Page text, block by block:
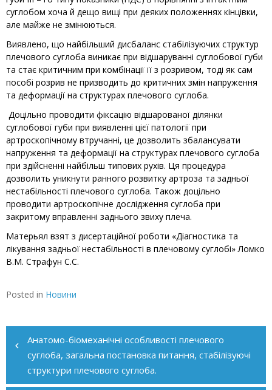
суглобом хоча й дещо вищі при деяких положеннях кінцівки,
але майже не змінюються.
Виявлено, що найбільший дисбаланс стабілізуючих структур
плечового суглоба виникає при відшаруванні суглобової губи
та стає критичним при комбінації її з розривом, тоді як сам
пособі розрив не призводить до критичних змін напруження
та деформації на структурах плечового суглоба.
Доцільно проводити фіксацію відшарованої ділянки
суглобової губи при виявленні цієї патології при
артроскопічному втручанні, це дозволить збалансувати
напруження та деформації на структурах плечового суглоба
при здійсненні найбільш типових рухів. Ця процедура
дозволить уникнути ранного розвитку артроза та задньої
нестабільності плечового суглоба. Також доцільно
проводити артроскопічне дослідження суглоба при
закритому вправленні заднього звиху плеча.
Матерьял взят з дисертаційної роботи «Діагностика та
лікування задньої нестабільності в плечовому суглобі» Ломко
В.М. Страфун С.С.
Posted in Новини
Навігація
записів
Анатомо-біомеханічні особливості плечового
суглоба, загальна постановка питання, стабілізуючі
структури плечового суглоба.